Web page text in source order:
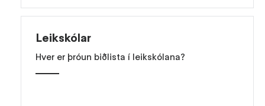
Leikskólar
Hver er þróun biðlista í leikskólana?